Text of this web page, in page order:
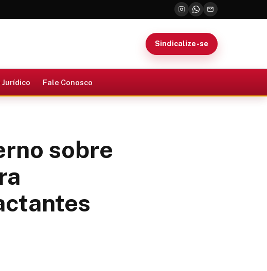
Sindicalize-se
Fale Conosco
sobre